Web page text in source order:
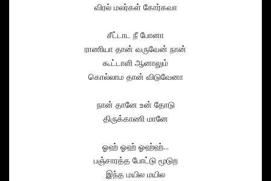
விரல் மலர்கள் கோர்கவா
சீட்டாட நீ போனா
ராணியா தான் வருவேன் நான்
கூட்டாளி ஆனாலும்
கொல்லாம தான் விடுவேனா
நான் தானே உன் தோடு
திருக்காணி மானே
ஓஹ் ஓஹ் ஓஹ்ஹ்…
பஞ்சாரத்த போட்டு மூடுற
இந்த மயில மயில